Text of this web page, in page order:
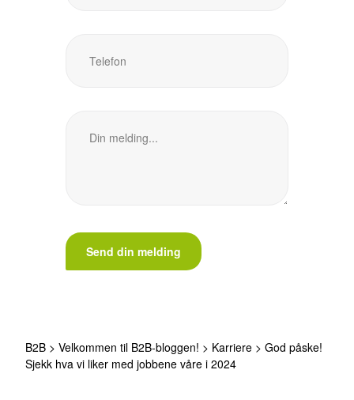
B2B > Velkommen til B2B-bloggen! > Karriere > God påske!
Sjekk hva vi liker med jobbene våre i 2024